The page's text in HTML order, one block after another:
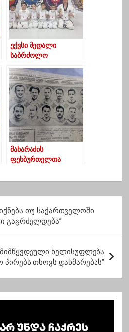
ექვსი მედალი
საბრძოლო
ჩემპიონატიდან
მახარაძის
ფეხბურთელთა
თუ საქართველოში
გაგრძელდება”
მიმწყვდეული ხელისუფლება
პირებს თხოვს დახმარებას”